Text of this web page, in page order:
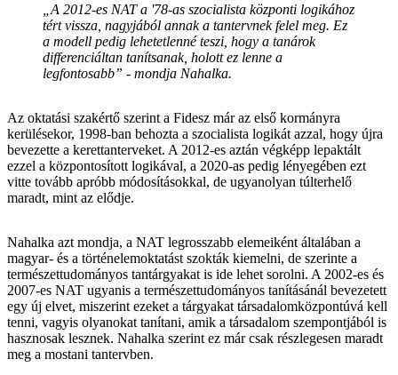
„A 2012-es NAT a '78-as szocialista központi logikához
tért vissza, nagyjából annak a tantervnek felel meg. Ez
a modell pedig lehetetlenné teszi, hogy a tanárok
differenciáltan tanítsanak, holott ez lenne a
legfontosabb” - mondja Nahalka.
Az oktatási szakértő szerint a Fidesz már az első kormányra
kerülésekor, 1998-ban behozta a szocialista logikát azzal, hogy újra
bevezette a kerettanterveket. A 2012-es aztán végképp lepaktált
ezzel a központosított logikával, a 2020-as pedig lényegében ezt
vitte tovább apróbb módosításokkal, de ugyanolyan túlterhelő
maradt, mint az elődje.
Nahalka azt mondja, a NAT legrosszabb elemeiként általában a
magyar- és a történelemoktatást szokták kiemelni, de szerinte a
természettudományos tantárgyakat is ide lehet sorolni. A 2002-es és
2007-es NAT ugyanis a természettudományos tanításánál bevezetett
egy új elvet, miszerint ezeket a tárgyakat társadalomközpontúvá kell
tenni, vagyis olyanokat tanítani, amik a társadalom szempontjából is
hasznosak lesznek. Nahalka szerint ez már csak részlegesen maradt
meg a mostani tantervben.